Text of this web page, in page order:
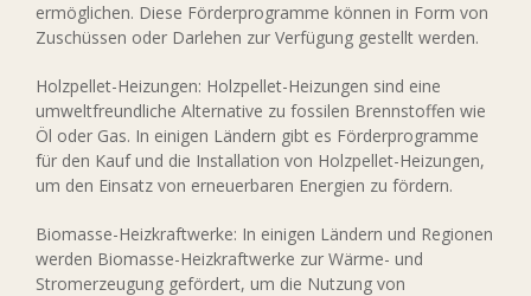
ermöglichen. Diese Förderprogramme können in Form von
Zuschüssen oder Darlehen zur Verfügung gestellt werden.
Holzpellet-Heizungen: Holzpellet-Heizungen sind eine
umweltfreundliche Alternative zu fossilen Brennstoffen wie
Öl oder Gas. In einigen Ländern gibt es Förderprogramme
für den Kauf und die Installation von Holzpellet-Heizungen,
um den Einsatz von erneuerbaren Energien zu fördern.
Biomasse-Heizkraftwerke: In einigen Ländern und Regionen
werden Biomasse-Heizkraftwerke zur Wärme- und
Stromerzeugung gefördert, um die Nutzung von